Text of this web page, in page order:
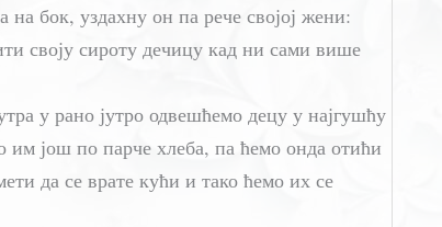
на бок, уздахну он па рече својој жени:
своју сироту дечицу кад ни сами више
у рано јутро одвешћемо децу у најгушћу
још по парче хлеба, па ћемо онда отићи
да се врате кући и тако ћемо их се